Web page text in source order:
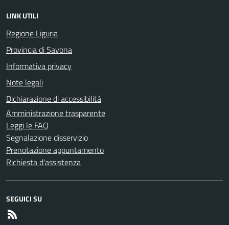
LINK UTILI
Regione Liguria
Provincia di Savona
Informativa privacy
Note legali
Dichiarazione di accessibilità
Amministrazione trasparente
Leggi le FAQ
Segnalazione disservizio
Prenotazione appuntamento
Richiesta d'assistenza
SEGUICI SU